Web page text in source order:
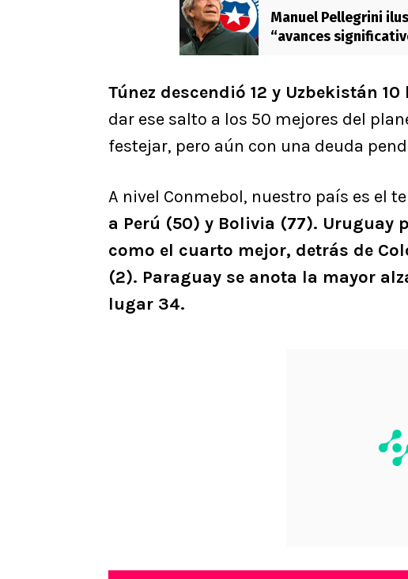
Manuel Pellegrini
“avances
Túnez descendió 12 y Uzbekistán
dar ese salto a los 50 mejores del
festejar, pero aún con una deuda
A nivel Conmebol, nuestro país es el
a Perú (50) y Bolivia (77). Uruguay
como el cuarto mejor, detrás de
(2). Paraguay se anota la mayor
lugar 34.